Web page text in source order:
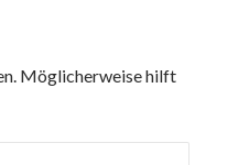
Möglicherweise hilft